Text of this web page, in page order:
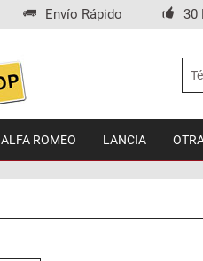
Envío Rápido 30
ALFA ROMEO LANCIA